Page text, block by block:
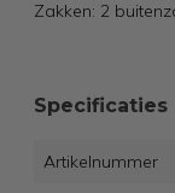
Zakken: 2
Specificaties
Artikelnummer